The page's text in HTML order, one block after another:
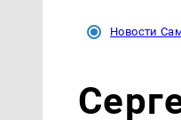
Новости